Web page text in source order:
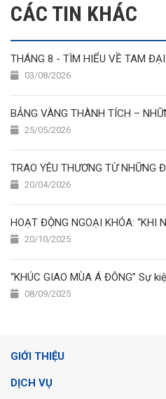
CÁC TIN KHÁC
THÁNG 8 - TÌM HIỂU VỀ TAM ĐẠI
03/08/2026
25/05/2026
20/04/2026
20/10/2025
08/09/2025
GIỚI THIỆU
DỊCH VỤ